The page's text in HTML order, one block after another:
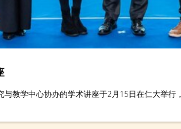
教学中心协办的学术讲座于2月15日在仁大举